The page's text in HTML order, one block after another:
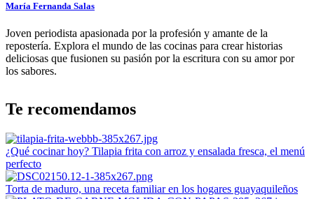
María Fernanda Salas
Joven periodista apasionada por la profesión y amante de la
repostería. Explora el mundo de las cocinas para crear historias
deliciosas que fusionen su pasión por la escritura con su amor por
los sabores.
Te recomendamos
¿Qué cocinar hoy? Tilapia frita con arroz y ensalada fresca, el menú
perfecto
Torta de maduro, una receta familiar en los hogares guayaquileños